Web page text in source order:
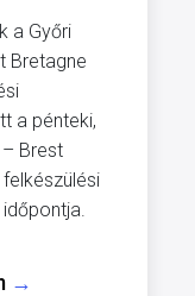
a Győri
Bretagne
a pénteki,
– Brest
→